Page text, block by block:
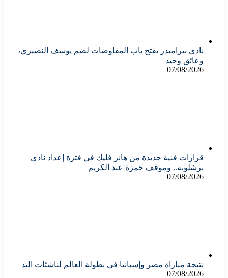
نادي بيراميدز يفتح باب المفاوضات لضم يوسف النصيري،
وعائق وحيد
07/08/2026
قرارات فنية جديدة من هانز فليك في فترة إعداد نادي
برشلونة.. وموقف حمزة عبد الكريم
07/08/2026
نتيجة مباراة مصر وإسبانيا فى بطولة العالم لناشئات اليد
07/08/2026